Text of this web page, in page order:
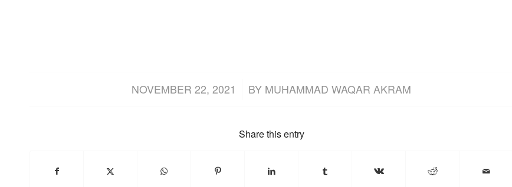
NOVEMBER 22, 2021
/ BY MUHAMMAD WAQAR AKRAM
Share this entry